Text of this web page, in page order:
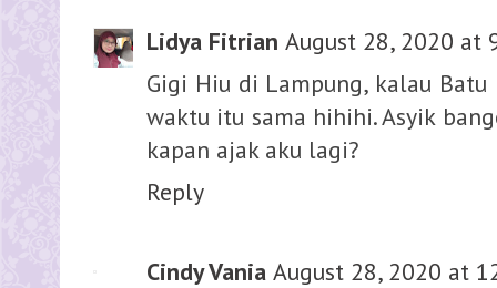
Lidya Fitrian August 28, 2020 at
Gigi Hiu di Lampung, kalau
waktu itu sama hihihi. Asyik
kapan ajak aku lagi?
Reply
Cindy Vania August 28, 2020 at